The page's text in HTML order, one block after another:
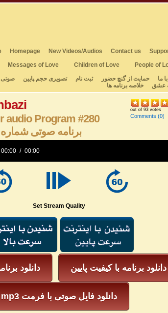
Homepage New Videos/Audios Contact us
Messages of Love Children of Love People of
ما حمایت از گنچ حضور ثبت نام تصویری حجم پایین صوتی
عشق خلاصه برنامه ها
audio Program #280
برنامه صوتی شماره ۲۸۰ گنج حضور
out of 93 votes
Comments (0)
00:00 00:00
Set Stream Quality
دانلود دانلود برنامه با کیفیت پایین
mp3 دانلود فایل صوتی با فرمت